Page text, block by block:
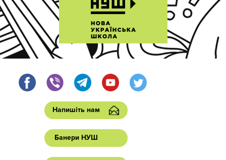
Напишіть нам
Банери НУШ